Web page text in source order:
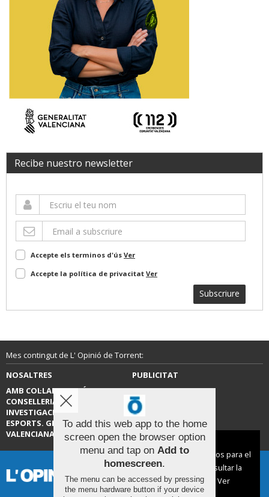
Recibe nuestro newsletter
Accepte els terminos d'ús Ver
Accepte la política de privacitat Ver
Subscriure
Mes contingut de L' Opinió de Torrent:
NOSALTRES
PUBLICITAT
AMB COL·LABORACIÓ DE LA
CONSELLERIA D’EDUCACIÓ,
INVESTIGACIÓ, CULTURA I
ESPORTS. GENERALITAT
VALENCIANA.
CONTACTE
To add this web app to the home
screen open the browser option
menu and tap on Add to
homescreen.
The menu can be accessed by pressing
the menu hardware button if your device
Aviso sobre el Uso de cookies:
Utilizamos cookies nuestras y de terceros para el
funcionamiento del digital. Puedes consultar la
lista de cookies y como desconectarlas.
Ver
nuestra Política de Privacidad y Cookies